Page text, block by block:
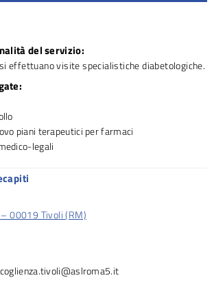
del servizio:
effettuano visite specialistiche diabetologiche.
piani terapeutici per farmaci
legali
00019 Tivoli (RM)